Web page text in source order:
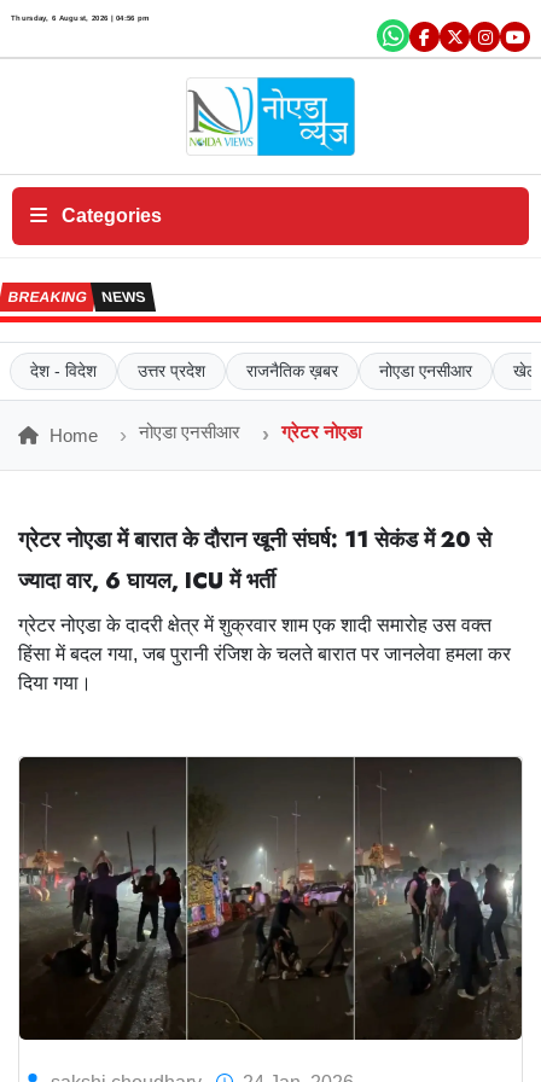
Thursday, 6 August, 2026 | 04:56 pm
×
एं
न
ट
रि
र
सं
Categories
BREAKING NEWS
देश - विदेश उत्तर प्रदेश राजनैतिक ख़बर नोएडा एनसीआर खेल
Home नोएडा एनसीआर ग्रेटर नोएडा
ग्रेटर नोएडा में बारात के दौरान खूनी संघर्ष: 11 सेकंड में 20 से
ज्यादा वार, 6 घायल, ICU में भर्ती
ग्रेटर नोएडा के दादरी क्षेत्र में शुक्रवार शाम एक शादी समारोह उस वक्त
हिंसा में बदल गया, जब पुरानी रंजिश के चलते बारात पर जानलेवा हमला कर
दिया गया।